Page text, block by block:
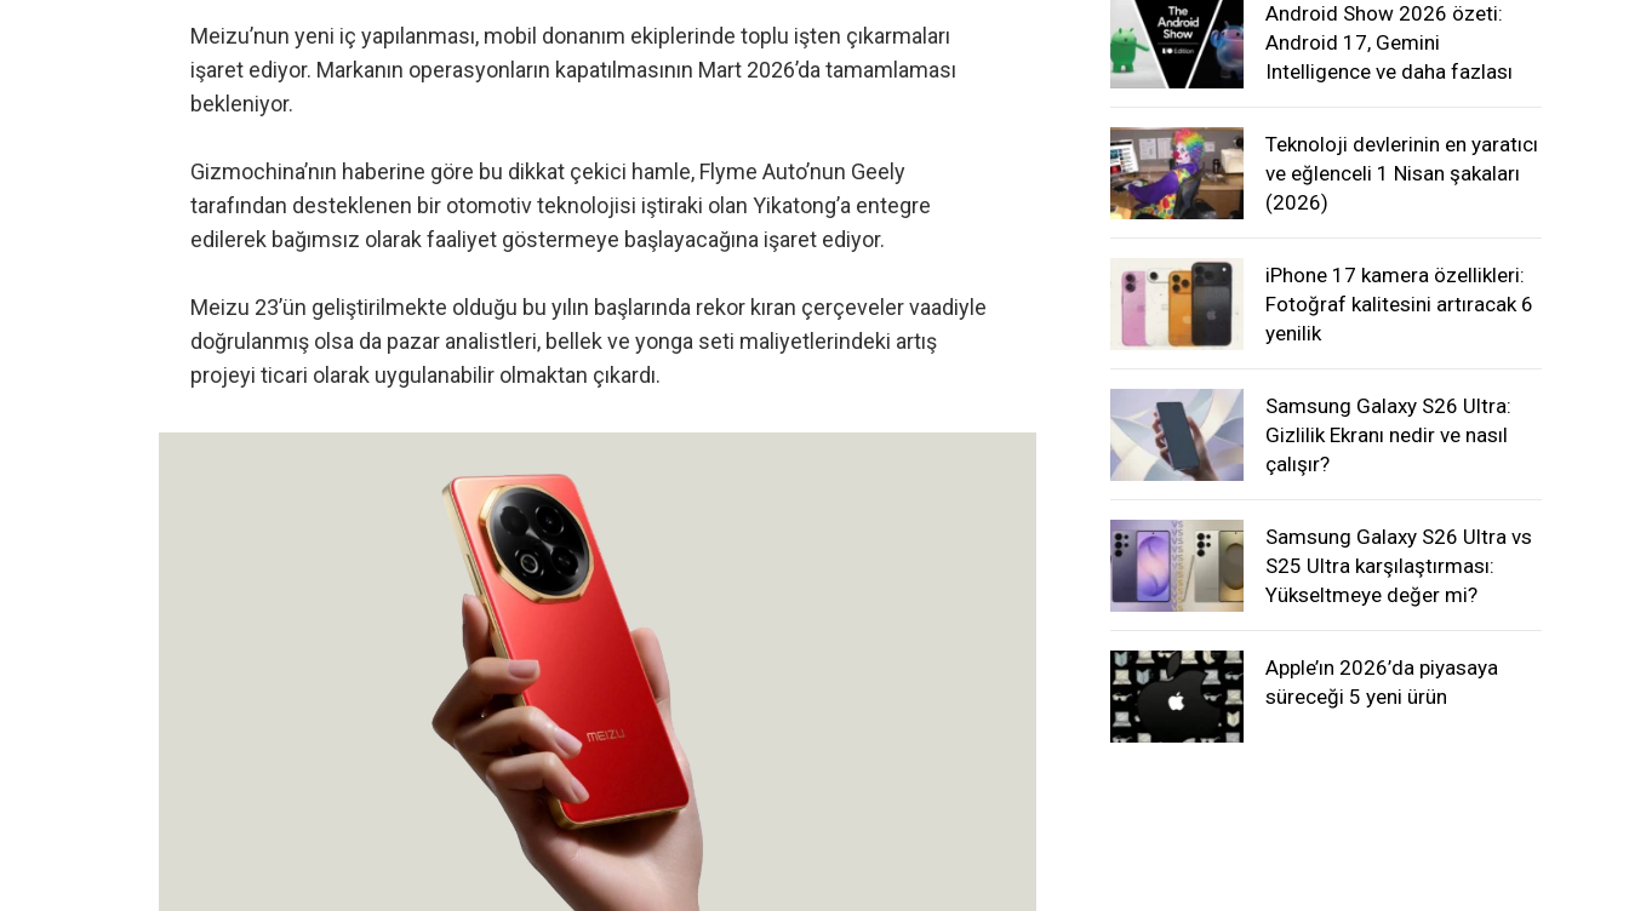
Meizu’nun yeni iç yapılanması, mobil donanım ekiplerinde toplu işten çıkarmaları
işaret ediyor. Markanın operasyonların kapatılmasının Mart 2026’da tamamlaması
bekleniyor.
Gizmochina’nın haberine göre bu dikkat çekici hamle, Flyme Auto’nun Geely
tarafından desteklenen bir otomotiv teknolojisi iştiraki olan Yikatong’a entegre
edilerek bağımsız olarak faaliyet göstermeye başlayacağına işaret ediyor.
Meizu 23’ün geliştirilmekte olduğu bu yılın başlarında rekor kıran çerçeveler vaadiyle
doğrulanmış olsa da pazar analistleri, bellek ve yonga seti maliyetlerindeki artış
projeyi ticari olarak uygulanabilir olmaktan çıkardı.
Android Show 2026 özeti:
Android 17, Gemini
Intelligence ve daha fazlası
Teknoloji devlerinin en yaratıcı
ve eğlenceli 1 Nisan şakaları
(2026)
iPhone 17 kamera özellikleri:
Fotoğraf kalitesini artıracak 6
yenilik
Samsung Galaxy S26 Ultra:
Gizlilik Ekranı nedir ve nasıl
çalışır?
Samsung Galaxy S26 Ultra vs
S25 Ultra karşılaştırması:
Yükseltmeye değer mi?
Apple’ın 2026’da piyasaya
süreceği 5 yeni ürün